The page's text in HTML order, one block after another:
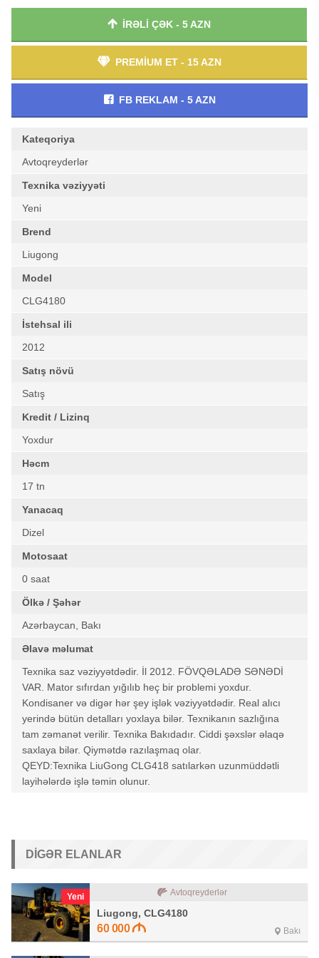
İRƏLİ ÇƏK - 5 AZN
PREMİUM ET - 15 AZN
FB REKLAM - 5 AZN
Kateqoriya
Avtoqreyderlər
Texnika vəziyyəti
Yeni
Brend
Liugong
Model
CLG4180
İstehsal ili
2012
Satış növü
Satış
Kredit / Lizinq
Yoxdur
Həcm
17 tn
Yanacaq
Dizel
Motosaat
0 saat
Ölkə / Şəhər
Azərbaycan, Bakı
Əlavə məlumat
Texnika saz vəziyyətdədir. İl 2012. FÖVQƏLADƏ SƏNƏDİ
VAR. Mator sıfırdan yığılıb heç bir problemi yoxdur.
Kondisaner və digər hər şey işlək vəziyyətdədir. Real alıcı
yerində bütün detalları yoxlaya bilər. Texnikanın sazlığına
tam zəmanət verilir. Texnika Bakıdadır. Ciddi şəxslər əlaqə
saxlaya bilər. Qiymətdə razılaşmaq olar.
QEYD:Texnika LiuGong CLG418 satılarkən uzunmüddətli
layihələrdə işlə təmin olunur.
DIGƏR ELANLAR
Yeni Avtoqreyderlər
Liugong, CLG4180
60 000 Bakı